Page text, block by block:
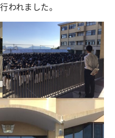
われました。